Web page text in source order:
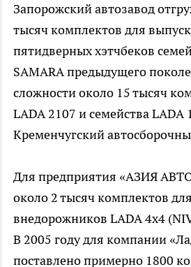
Запорожский автозавод
тысяч комплектов для
пятидверных хэтчбеков
SAMARA предыдущего
сложности около 15 тысяч
LADA 2107 и семейства LADA
Кременчугский
Для предприятия «АЗИЯ
около 2 тысяч комплектов
внедорожников LADA 4х4
В 2005 году для компании
поставлено примерно 1800